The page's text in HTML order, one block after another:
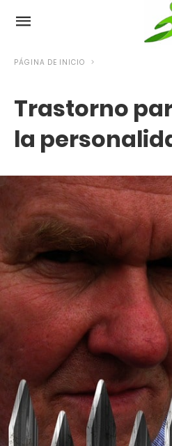
PÁGINA DE INICIO
Trastorno
la